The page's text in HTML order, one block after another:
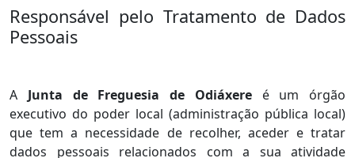
Responsável pelo Tratamento de Dados
Pessoais
A Junta de Freguesia de Odiáxereé um órgão
executivo do poder local (administração pública local)
que tem a necessidade de recolher, aceder e tratar
dados pessoais relacionados com a sua atividade